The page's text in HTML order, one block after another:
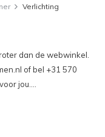
Verlichting
dan de webwinkel.
of bel +31 570
jou....